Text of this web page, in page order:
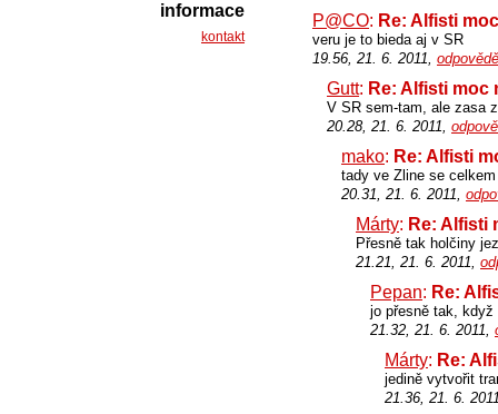
P@CO: Re: Alfisti
veru je to bieda aj v SR
19.56, 21. 6. 2011,
Gutt: Re: Alfisti moc
V SR sem-tam, ale zasa
20.28, 21. 6. 2011,
mako: Re: Alfisti
tady ve Zline se
20.31, 21. 6. 2011,
Márty: Re: Alfisti
Přesně tak holčiny
21.21, 21. 6. 2011,
Pepan: Re:
jo přesně tak, když
21.32, 21. 6. 2011,
Márty: Re:
jedině vytvořit
21.36, 21. 6.
informace
kontakt